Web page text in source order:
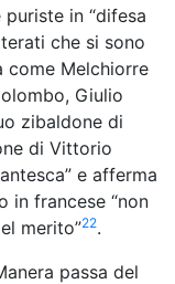
in “difesa
che si sono
come Melchiorre
Giulio
zibaldone di
di Vittorio
e afferma
in francese “non
merito”22.
passa del